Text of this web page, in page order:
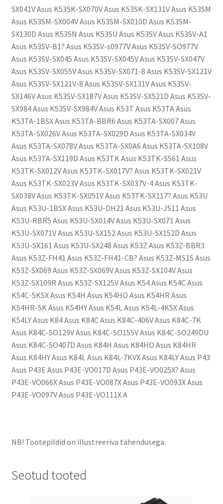
SX041V Asus K53SK-SX070V Asus K53SK-SX131V Asus K53SM
Asus K53SM-SX004V Asus K53SM-SX010D Asus K53SM-
SX130D Asus K53SN Asus K53SU Asus K53SV Asus K53SV-A1
Asus K53SV-B1? Asus K53SV-s0977V Asus K53SV-SO977V
Asus K53SV-SX045 Asus K53SV-SX045V Asus K53SV-SX047V
Asus K53SV-SX055V Asus K53SV-SX071-8 Asus K53SV-SX121V
Asus K53SV-SX121V-8 Asus K53SV-SX131V Asus K53SV-
SX146V Asus K53SV-SX187V Asus K53SV-SX521D Asus K53SV-
SX984 Asus K53SV-SX984V Asus K53T Asus K53TA Asus
K53TA-1BSX Asus K53TA-BBR6 Asus K53TA-SX007 Asus
K53TA-SX026V Asus K53TA-SX029D Asus K53TA-SX034V
Asus K53TA-SX078V Asus K53TA-SX0A6 Asus K53TA-SX108V
Asus K53TA-SX119D Asus K53TK Asus K53TK-SS61 Asus
K53TK-SX012V Asus K53TK-SX017V? Asus K53TK-SX021V
Asus K53TK-SX023V Asus K53TK-SX037V-4 Asus K53TK-
SX038V Asus K53TK-SX051V Asus K53TK-SX117? Asus K53U
Asus K53U-1BSX Asus K53U-DH21 Asus K53U-JS11 Asus
K53U-RBR5 Asus K53U-SX014V Asus K53U-SX071 Asus
K53U-SX071V Asus K53U-SX152 Asus K53U-SX152D Asus
K53U-SX161 Asus K53U-SX248 Asus K53Z Asus K53Z-BBR3
Asus K53Z-FH41 Asus K53Z-FH41-CB? Asus K53Z-MS1S Asus
K53Z-SX069 Asus K53Z-SX069V Asus K53Z-SX104V Asus
K53Z-SX109R Asus K53Z-SX125V Asus K54 Asus K54C Asus
K54C-5KSX Asus K54H Asus K54HO Asus K54HR Asus
K54HR-5K Asus K54HY Asus K54L Asus K54L-4KSX Asus
K54LY Asus K84 Asus K84C Asus K84C-406V Asus K84C-7K
Asus K84C-SO129V Asus K84C-SO155V Asus K84C-SO249DU
Asus K84C-SO407D Asus K84H Asus K84HO Asus K84HR
Asus K84HY Asus K84L Asus K84L-7KVX Asus K84LY Asus P43
Asus P43E Asus P43E-VO017D Asus P43E-VO025X? Asus
P43E-VO066X Asus P43E-VO087X Asus P43E-VO093X Asus
P43E-VO097V Asus P43E-VO111X A
NB! Tootepildid on illustreeriva tähendusega.
Seotud tooted